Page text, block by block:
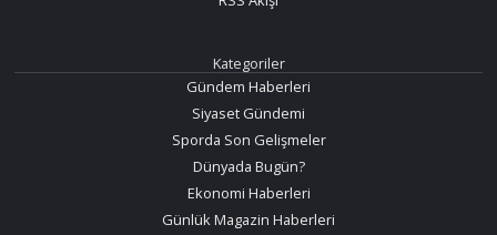
Kategoriler
Gündem Haberleri
Siyaset Gündemi
Sporda Son Gelişmeler
Dünyada Bugün?
Ekonomi Haberleri
Günlük Magazin Haberleri